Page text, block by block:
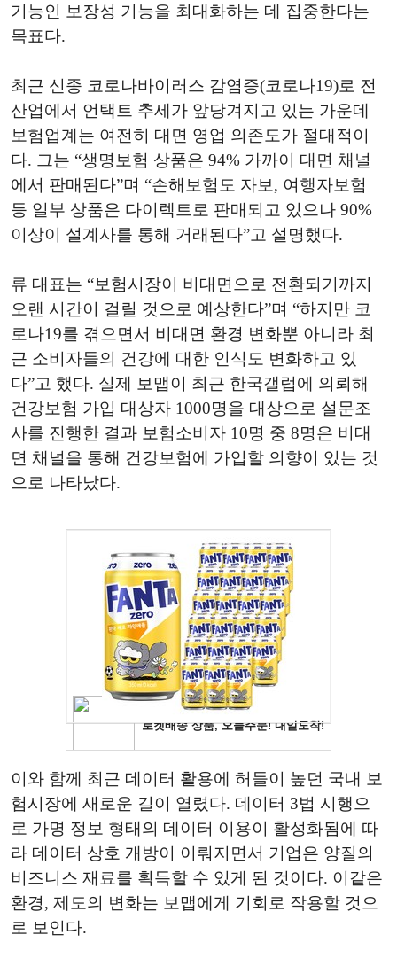
기능인 보장성 기능을 최대화하는 데 집중한다는
목표다.
최근 신종 코로나바이러스 감염증(코로나19)로 전
산업에서 언택트 추세가 앞당겨지고 있는 가운데
보험업계는 여전히 대면 영업 의존도가 절대적이
다. 그는 “생명보험 상품은 94% 가까이 대면 채널
에서 판매된다”며 “손해보험도 자보, 여행자보험
등 일부 상품은 다이렉트로 판매되고 있으나 90%
이상이 설계사를 통해 거래된다”고 설명했다.
류 대표는 “보험시장이 비대면으로 전환되기까지
오랜 시간이 걸릴 것으로 예상한다”며 “하지만 코
로나19를 겪으면서 비대면 환경 변화뿐 아니라 최
근 소비자들의 건강에 대한 인식도 변화하고 있
다”고 했다. 실제 보맵이 최근 한국갤럽에 의뢰해
건강보험 가입 대상자 1000명을 대상으로 설문조
사를 진행한 결과 보험소비자 10명 중 8명은 비대
면 채널을 통해 건강보험에 가입할 의향이 있는 것
으로 나타났다.
이와 함께 최근 데이터 활용에 허들이 높던 국내 보
험시장에 새로운 길이 열렸다. 데이터 3법 시행으
로 가명 정보 형태의 데이터 이용이 활성화됨에 따
라 데이터 상호 개방이 이뤄지면서 기업은 양질의
비즈니스 재료를 획득할 수 있게 된 것이다. 이같은
환경, 제도의 변화는 보맵에게 기회로 작용할 것으
로 보인다.